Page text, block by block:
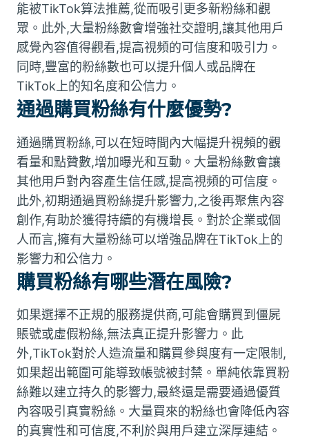
能被TikTok算法推薦,從而吸引更多新粉絲和觀
眾。此外,大量粉絲數會增強社交證明,讓其他用戶
感覺內容值得觀看,提高視頻的可信度和吸引力。
同時,豐富的粉絲數也可以提升個人或品牌在
TikTok上的知名度和公信力。
通過購買粉絲有什麼優勢?
通過購買粉絲,可以在短時間內大幅提升視頻的觀
看量和點贊數,增加曝光和互動。大量粉絲數會讓
其他用戶對內容產生信任感,提高視頻的可信度。
此外,初期通過買粉絲提升影響力,之後再聚焦內容
創作,有助於獲得持續的有機增長。對於企業或個
人而言,擁有大量粉絲可以增強品牌在TikTok上的
影響力和公信力。
購買粉絲有哪些潛在風險?
如果選擇不正規的服務提供商,可能會購買到僵屍
賬號或虛假粉絲,無法真正提升影響力。此
外,TikTok對於人造流量和購買參與度有一定限制,
如果超出範圍可能導致帳號被封禁。單純依靠買粉
絲難以建立持久的影響力,最終還是需要通過優質
內容吸引真實粉絲。大量買來的粉絲也會降低內容
的真實性和可信度,不利於與用戶建立深厚連結。